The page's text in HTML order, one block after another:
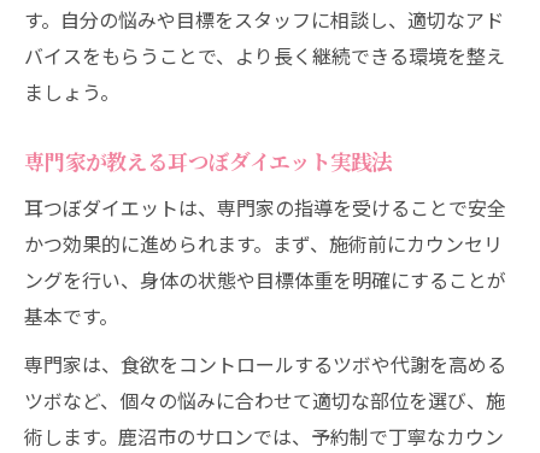
す。自分の悩みや目標をスタッフに相談し、適切なアド
バイスをもらうことで、より長く継続できる環境を整え
ましょう。
専門家が教える耳つぼダイエット実践法
耳つぼダイエットは、専門家の指導を受けることで安全
かつ効果的に進められます。まず、施術前にカウンセリ
ングを行い、身体の状態や目標体重を明確にすることが
基本です。
専門家は、食欲をコントロールするツボや代謝を高める
ツボなど、個々の悩みに合わせて適切な部位を選び、施
術します。鹿沼市のサロンでは、予約制で丁寧なカウン